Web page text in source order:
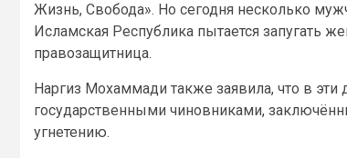
Жизнь, Свобода». Но сегодня несколько
Исламская Республика пытается запугать
правозащитница.
Наргиз Мохаммади также заявила, что в эти
государственными чиновниками,
угнетению.